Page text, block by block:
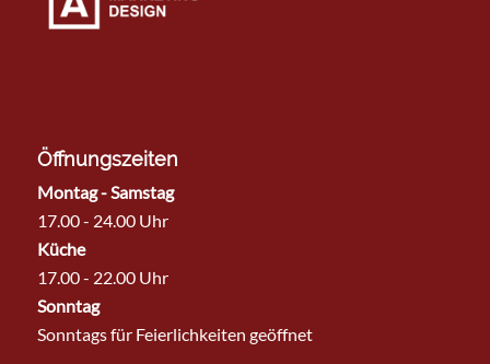
Öffnungszeiten
Montag - Samstag
17.00 - 24.00 Uhr
Küche
17.00 - 22.00 Uhr
Sonntag
Sonntags für Feierlichkeiten geöffnet